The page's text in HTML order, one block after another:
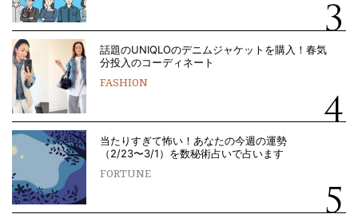
話題のUNIQLOのデニムジャケットを購入！春気
分投入のコーディネート
FASHION
当たりすぎて怖い！あなたの今週の運勢
（2/23〜3/1）を数秘術占いで占います
FORTUNE